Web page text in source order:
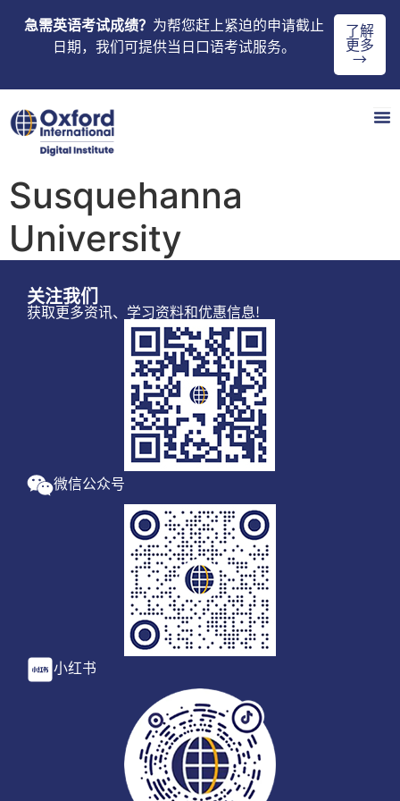
急需英语考试成绩？ 为帮您赶上紧迫的申请截止
日期，我们可提供当日口语考试服务。
了解
更多
→
Susquehanna
University
关注我们
获取更多资讯、学习资料和优惠信息!
微信公众号
小红书